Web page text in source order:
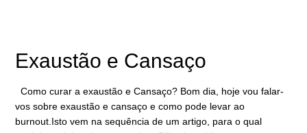
Exaustão e Cansaço
Como curar a exaustão e Cansaço? Bom dia, hoje vou falar-
vos sobre exaustão e cansaço e como pode levar ao
burnout.Isto vem na sequência de um artigo, para o qual
Cansaço